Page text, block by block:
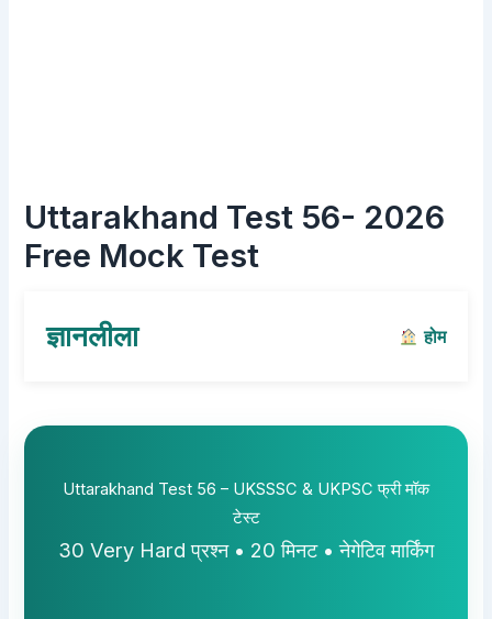
Uttarakhand Test 56- 2026
Free Mock Test
ज्ञानलीला होम
Uttarakhand Test 56 – UKSSSC & UKPSC फ्री मॉक
टेस्ट
30 Very Hard प्रश्न • 20 मिनट • नेगेटिव मार्किंग